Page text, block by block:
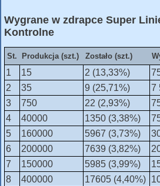
Wygrane w zdrapce Super
Kontrolne
St. Produkcja (szt.) Zostało (szt.)
1 15 2 (13,33%)
2
35 9 (25,71%) 7
3
750 22 (2,93%)
4
40000 1350 (3,38%)
5
160000 5967 (3,73%)
6
200000 7639 (3,82%)
7
150000 5985 (3,99%)
8
400000 17605 (4,40%)